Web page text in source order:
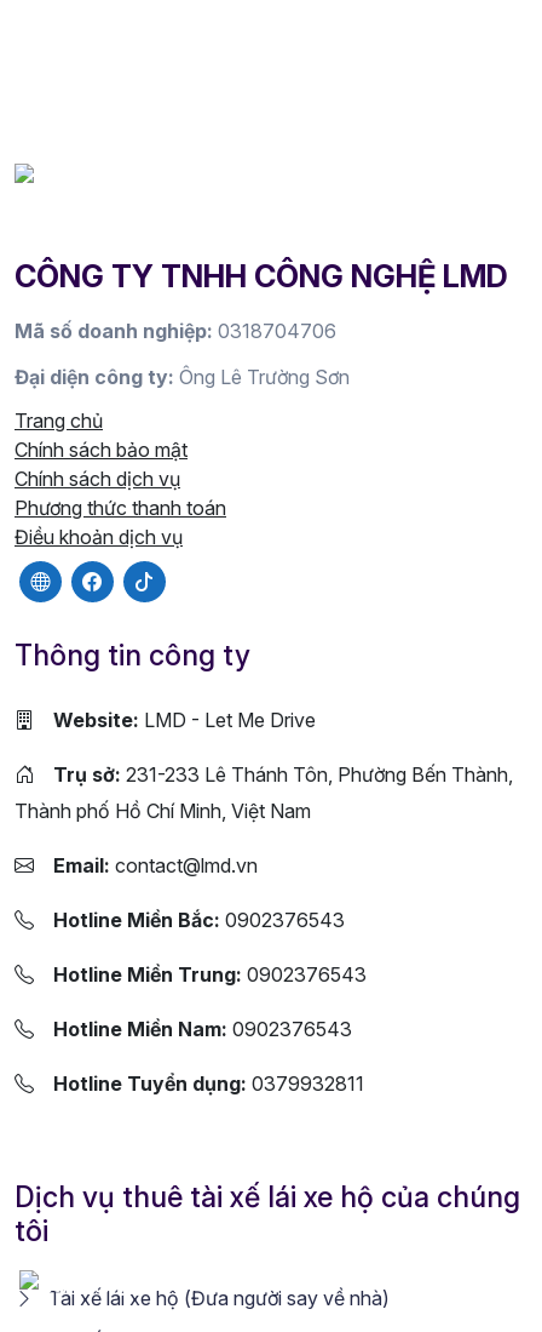
CÔNG TY TNHH CÔNG NGHỆ LMD
Mã số doanh nghiệp: 0318704706
Đại diện công ty: Ông Lê Trường Sơn
Trang chủ
Chính sách bảo mật
Chính sách dịch vụ
Phương thức thanh toán
Điều khoản dịch vụ
Thông tin công ty
Website: LMD - Let Me Drive
Trụ sở: 231-233 Lê Thánh Tôn, Phường Bến Thành,
Thành phố Hồ Chí Minh, Việt Nam
Email: contact@lmd.vn
Hotline Miền Bắc: 0902376543
Hotline Miền Trung: 0902376543
Hotline Miền Nam: 0902376543
Hotline Tuyển dụng: 0379932811
Dịch vụ thuê tài xế lái xe hộ của chúng
tôi
Tài xế lái xe hộ (Đưa người say về nhà)